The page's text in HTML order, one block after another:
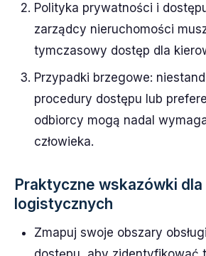
Polityka prywatności i
zarządcy nieruchomości
tymczasowy dostęp dla
Przypadki brzegowe:
procedury dostępu lub
odbiorcy mogą nadal
człowieka.
Praktyczne wskazówki
logistycznych
Zmapuj swoje obszary